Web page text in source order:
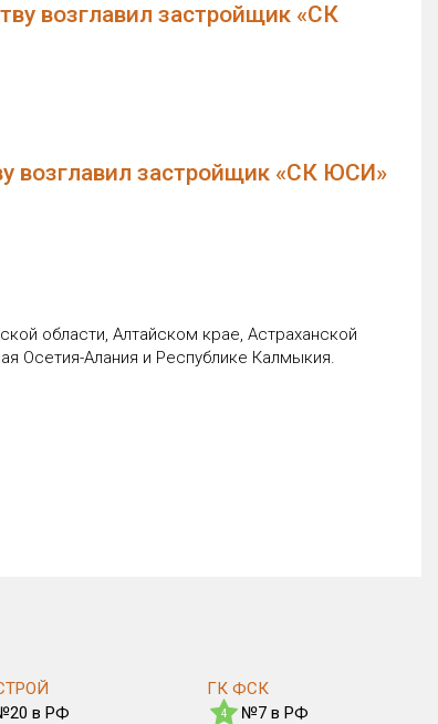
возглавил застройщик «СК
возглавил застройщик «СК ЮСИ»
области, Алтайском крае, Астраханской
Осетия-Алания и Республике Калмыкия.
в РФ
ГК ФСК
4 №7 в РФ